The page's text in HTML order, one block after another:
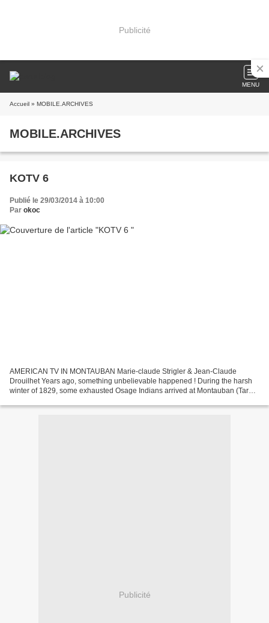
Publicité
MENU
Accueil » MOBILE.ARCHIVES
MOBILE.ARCHIVES
KOTV 6
Publié le 29/03/2014 à 10:00
Par okoc
AMERICAN TV IN MONTAUBAN Marie-claude Strigler & Jean-Claude
Drouilhet Years ago, something unbelievable happened ! During the harsh
winter of 1829, some exhausted Osage Indians arrived at Montauban (Tarn
Publicité